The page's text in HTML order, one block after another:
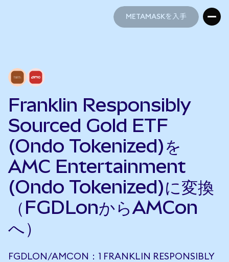
METAMASKを入手
Franklin Responsibly
Sourced Gold ETF
(Ondo Tokenized)を
AMC Entertainment
(Ondo Tokenized)に変換
（FGDLonからAMCon
へ）
FGDLON/AMCON：1 FRANKLIN RESPONSIBLY